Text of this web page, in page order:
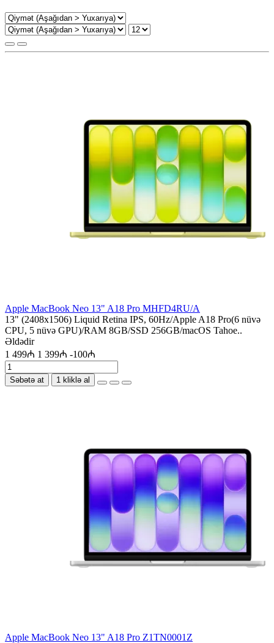
Apple MacBook Neo 13" A18 Pro MHFD4RU/A
13" (2408x1506) Liquid Retina IPS, 60Hz/Apple A18 Pro(6 nüvə
CPU, 5 nüvə GPU)/RAM 8GB/SSD 256GB/macOS Tahoe..
Əldədir
1 499₼ 1 399₼ -100₼
Səbətə at 1 kliklə al
Apple MacBook Neo 13" A18 Pro Z1TN0001Z